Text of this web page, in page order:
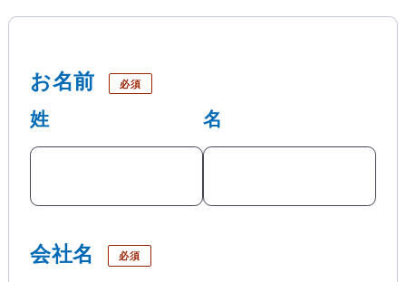
お名前 必須
姓 名
会社名 必須